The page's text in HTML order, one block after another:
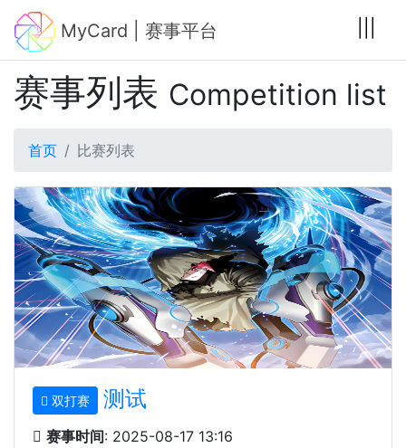
MyCard | 赛事平台
赛事列表 Competition list
首页 比赛列表
双打赛 测试
赛事时间: 2025-08-17 13:16